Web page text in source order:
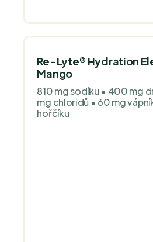
Re-Lyte® Hydration
Mango
810 mg sodíku • 400 mg
mg chloridů • 60 mg
hořčíku